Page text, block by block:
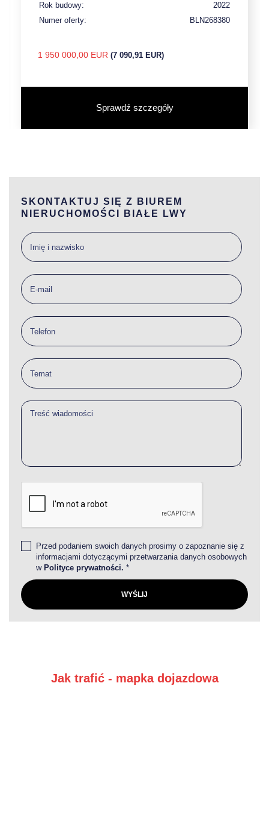
Rok budowy:
2022
Numer oferty:
BLN268380
1 950 000,00 EUR (7 090,91 EUR)
Sprawdź szczegóły
SKONTAKTUJ SIĘ Z BIUREM
NIERUCHOMOŚCI BIAŁE LWY
Przed podaniem swoich danych prosimy o zapoznanie się z
informacjami dotyczącymi przetwarzania danych osobowych
w Polityce prywatności. *
Jak trafić - mapka dojazdowa